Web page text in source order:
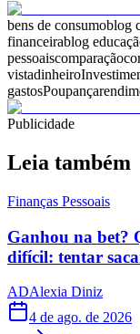
bens de consumoblog
financeirablog
pessoaiscomparação
vistadinheiro
gastosPoupança
Publicidade
Leia também
Finanças Pessoais
Ganhou na bet?
difícil: tentar
ADAlexia Diniz
4 de ago. de 2026